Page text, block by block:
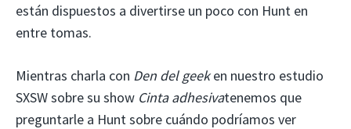
están dispuestos a divertirse un poco con Hunt en
entre tomas.
Mientras charla con Den del geeken nuestro estudio
SXSW sobre su show Cinta adhesivatenemos que
preguntarle a Hunt sobre cuándo podríamos ver